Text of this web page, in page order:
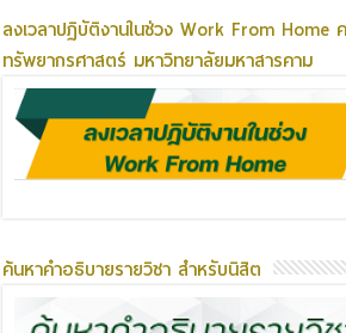
ลงเวลาปฏิบัติงานในช่วง Work From Home
ทรัพยากรศาสตร์ มหาวิทยาลัยมหาสารคาม
ค้นหาคำอธิบายรายวิชา สำหรับนิสิต